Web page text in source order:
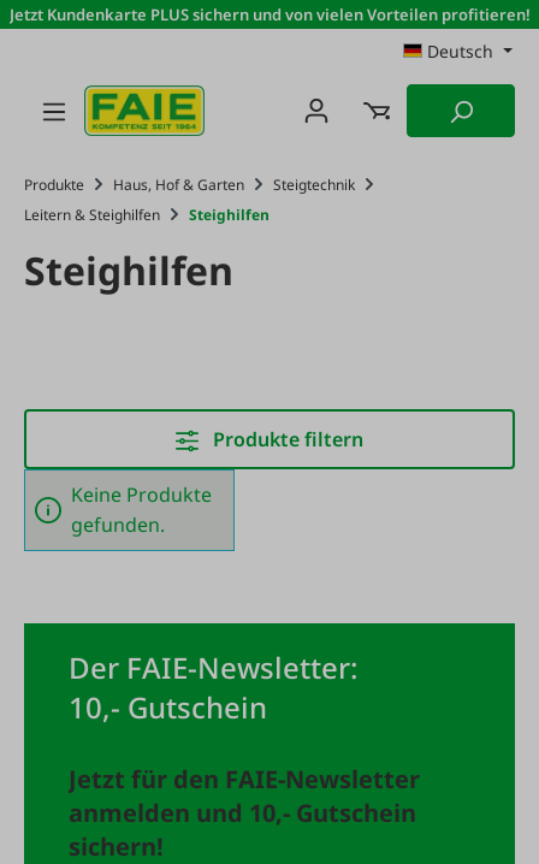
Zum Hauptinhalt springen
Jetzt Kundenkarte PLUS sichern und von vielen Vorteilen profitieren!
Deutsch
Produkte Haus, Hof & Garten
Steigtechnik
Leitern & Steighilfen
Steighilfen
Steighilfen
Produkte filtern
Keine Produkte
gefunden.
Der FAIE-Newsletter:
10,- Gutschein
Jetzt für den FAIE-Newsletter
anmelden und 10,- Gutschein
sichern!